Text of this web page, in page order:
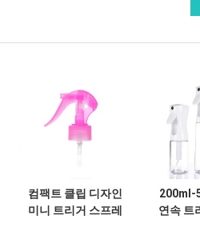
컴팩트 클립 디자인
미니 트리거 스프레
200ml-
연속 트